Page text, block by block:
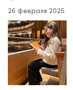
26 февраля 2025